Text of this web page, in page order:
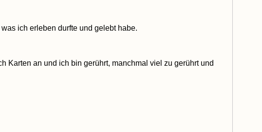
ich erleben durfte und gelebt habe.
Karten an und ich bin gerührt, manchmal viel zu gerührt und